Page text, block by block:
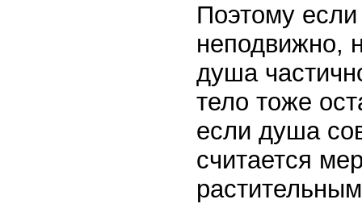
Поэтому
неподвижно,
душа
тело тоже
если душа
считается